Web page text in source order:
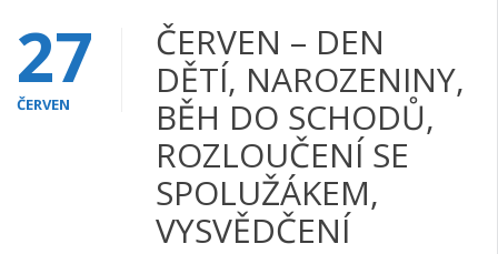
27
ČERVEN
ČERVEN – DEN
DĚTÍ, NAROZENINY,
BĚH DO SCHODŮ,
ROZLOUČENÍ SE
SPOLUŽÁKEM,
VYSVĚDČENÍ